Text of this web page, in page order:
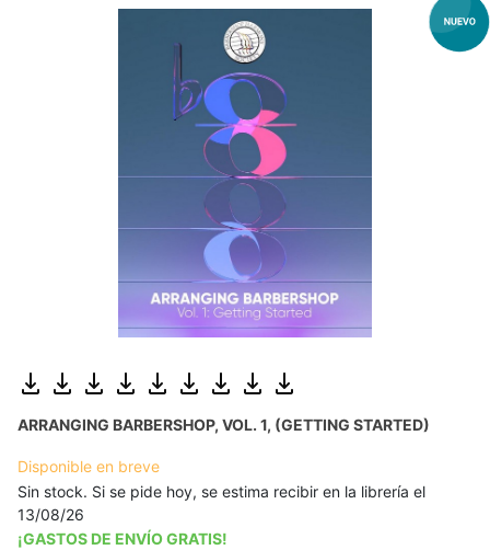
ARRANGING BARBERSHOP, VOL. 1, (GETTING STARTED)
Disponible en breve
Sin stock. Si se pide hoy, se estima recibir en la librería el
13/08/26
¡GASTOS DE ENVÍO GRATIS!